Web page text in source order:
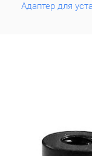
Адаптер для